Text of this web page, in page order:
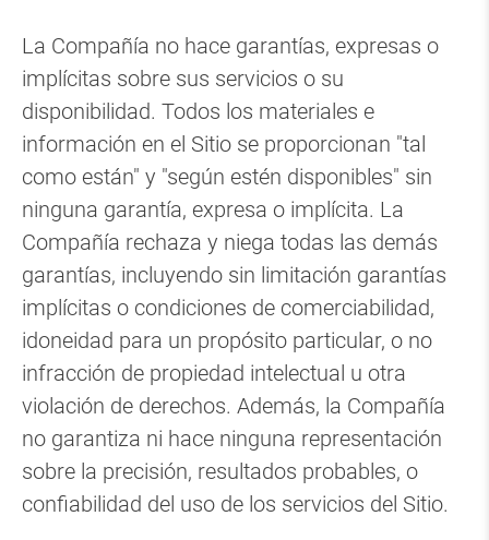
La Compañía no hace garantías, expresas o
implícitas sobre sus servicios o su
disponibilidad. Todos los materiales e
información en el Sitio se proporcionan "tal
como están" y "según estén disponibles" sin
ninguna garantía, expresa o implícita. La
Compañía rechaza y niega todas las demás
garantías, incluyendo sin limitación garantías
implícitas o condiciones de comerciabilidad,
idoneidad para un propósito particular, o no
infracción de propiedad intelectual u otra
violación de derechos. Además, la Compañía
no garantiza ni hace ninguna representación
sobre la precisión, resultados probables, o
confiabilidad del uso de los servicios del Sitio.